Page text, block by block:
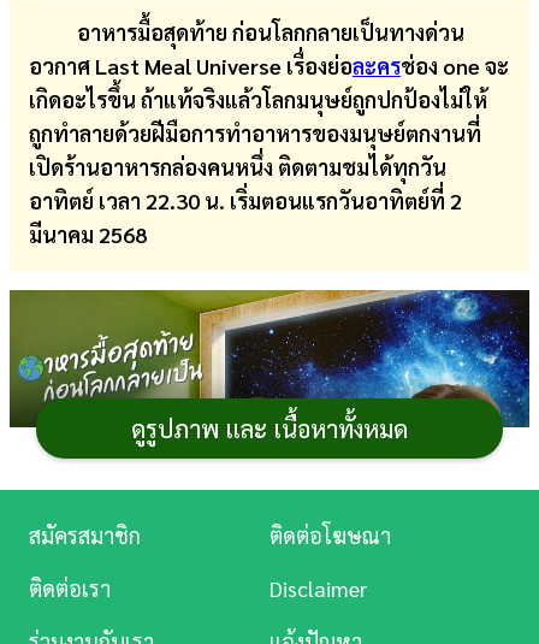
อาหารมื้อสุดท้าย ก่อนโลกกลายเป็นทางด่วน
อวกาศ Last Meal Universe เรื่องย่อละครช่อง one จะ
เกิดอะไรขึ้น ถ้าแท้จริงแล้วโลกมนุษย์ถูกปกป้องไม่ให้
ถูกทำลายด้วยฝีมือการทำอาหารของมนุษย์ตกงานที่
เปิดร้านอาหารกล่องคนหนึ่ง ติดตามชมได้ทุกวัน
อาทิตย์ เวลา 22.30 น. เริ่มตอนแรกวันอาทิตย์ที่ 2
มีนาคม 2568
ดูรูปภาพ และ เนื้อหาทั้งหมด
บอล
สด
การ
เงิน
การ
ศึกษา
บันเทิง
ดู
หนัง
สมัครสมาชิก
ติดต่อโฆษณา
ติดต่อเรา
Disclaimer